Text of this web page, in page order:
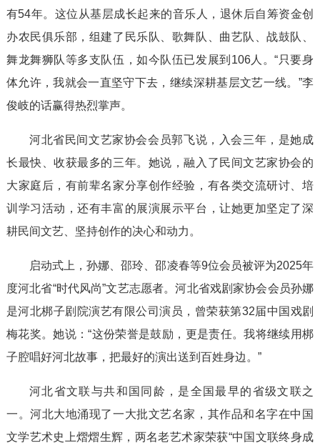
有54年。这位从基层成长起来的音乐人，退休后自筹资金创
办农民俱乐部，组建了民乐队、歌舞队、曲艺队、战鼓队、
舞龙舞狮队等多支队伍，如今队伍已发展到106人。“只要身
体允许，我就会一直坚守下去，继续深耕基层文艺一线。”李
俊岐的话赢得热烈掌声。
河北省民间文艺家协会会员郭飞说，入会三年，是她成
长最快、收获最多的三年。她说，融入了民间文艺家协会的
大家庭后，有前辈名家分享创作经验，有各类交流研讨、培
训学习活动，还有丰富的展演展示平台，让她更加坚定了深
耕民间文艺、坚持创作的决心和动力。
启动式上，孙娜、邵玲、邵凌春等9位会员被评为2025年
度河北省“时代风尚”文艺志愿者。河北省戏剧家协会会员孙娜
是河北梆子剧院演艺有限公司演员，曾荣获第32届中国戏剧
梅花奖。她说：“这份荣誉是鼓励，更是责任。我将继续用梆
子腔唱好河北故事，把最好的演出送到百姓身边。”
河北省文联与共和国同龄，是全国最早的省级文联之
一。河北大地涌现了一大批文艺名家，其作品和名字在中国
文学艺术史上熠熠生辉，两名老艺术家荣获“中国文联终身成